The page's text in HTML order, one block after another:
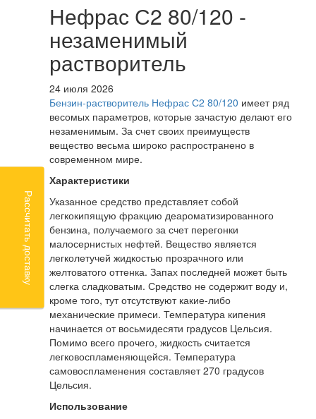
Нефрас С2 80/120 -
незаменимый
растворитель
24 июля 2026
Бензин-растворитель Нефрас С2 80/120 имеет ряд
весомых параметров, которые зачастую делают его
незаменимым. За счет своих преимуществ
вещество весьма широко распространено в
современном мире.
Характеристики
Указанное средство представляет собой
легкокипящую фракцию деароматизированного
бензина, получаемого за счет перегонки
малосернистых нефтей. Вещество является
легколетучей жидкостью прозрачного или
желтоватого оттенка. Запах последней может быть
слегка сладковатым. Средство не содержит воду и,
кроме того, тут отсутствуют какие-либо
механические примеси. Температура кипения
начинается от восьмидесяти градусов Цельсия.
Помимо всего прочего, жидкость считается
легковоспламеняющейся. Температура
самовоспламенения составляет 270 градусов
Цельсия.
Использование
Рассчитать доставку